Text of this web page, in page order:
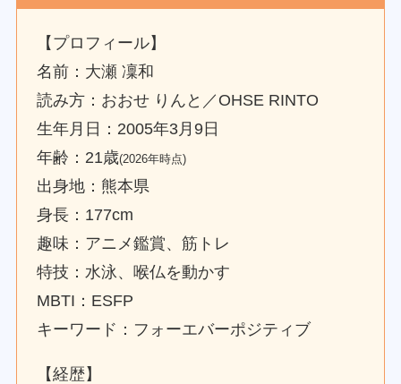
【プロフィール】
名前：大瀬 凜和
読み方：おおせ りんと／OHSE RINTO
生年月日：2005年3月9日
年齢：21歳(2026年時点)
出身地：熊本県
身長：177cm
趣味：アニメ鑑賞、筋トレ
特技：水泳、喉仏を動かす
MBTI：ESFP
キーワード：フォーエバーポジティブ
【経歴】